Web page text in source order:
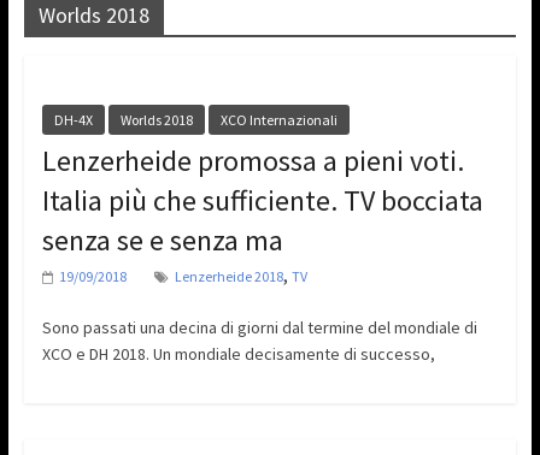
Worlds 2018
DH-4X Worlds 2018 XCO Internazionali
Lenzerheide promossa a pieni voti.
Italia più che sufficiente. TV bocciata
senza se e senza ma
19/09/2018 Lenzerheide 2018, TV
Sono passati una decina di giorni dal termine del mondiale di
XCO e DH 2018. Un mondiale decisamente di successo,